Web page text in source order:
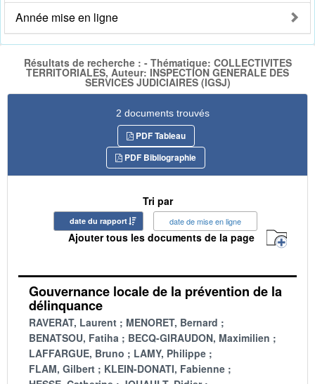
Année mise en ligne
Résultats de recherche : - Thématique: COLLECTIVITES
TERRITORIALES, Auteur: INSPECTION GENERALE DES
SERVICES JUDICIAIRES (IGSJ)
2 documents trouvés
PDF Tableau
PDF Bibliographie
Tri par
date du rapport date de mise en ligne
Ajouter tous les documents de la page
Gouvernance locale de la prévention de la
délinquance
RAVERAT, Laurent
MENORET, Bernard
BENATSOU, Fatiha
BECQ-GIRAUDON, Maximilien
LAFFARGUE, Bruno
LAMY, Philippe
FLAM, Gilbert
KLEIN-DONATI, Fabienne